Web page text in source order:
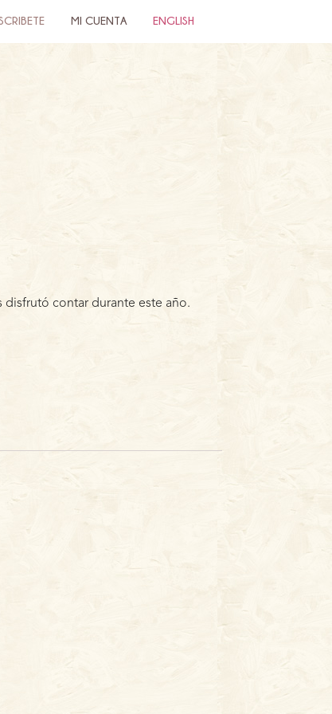
MI CUENTA ENGLISH
disfrutó contar durante este año.